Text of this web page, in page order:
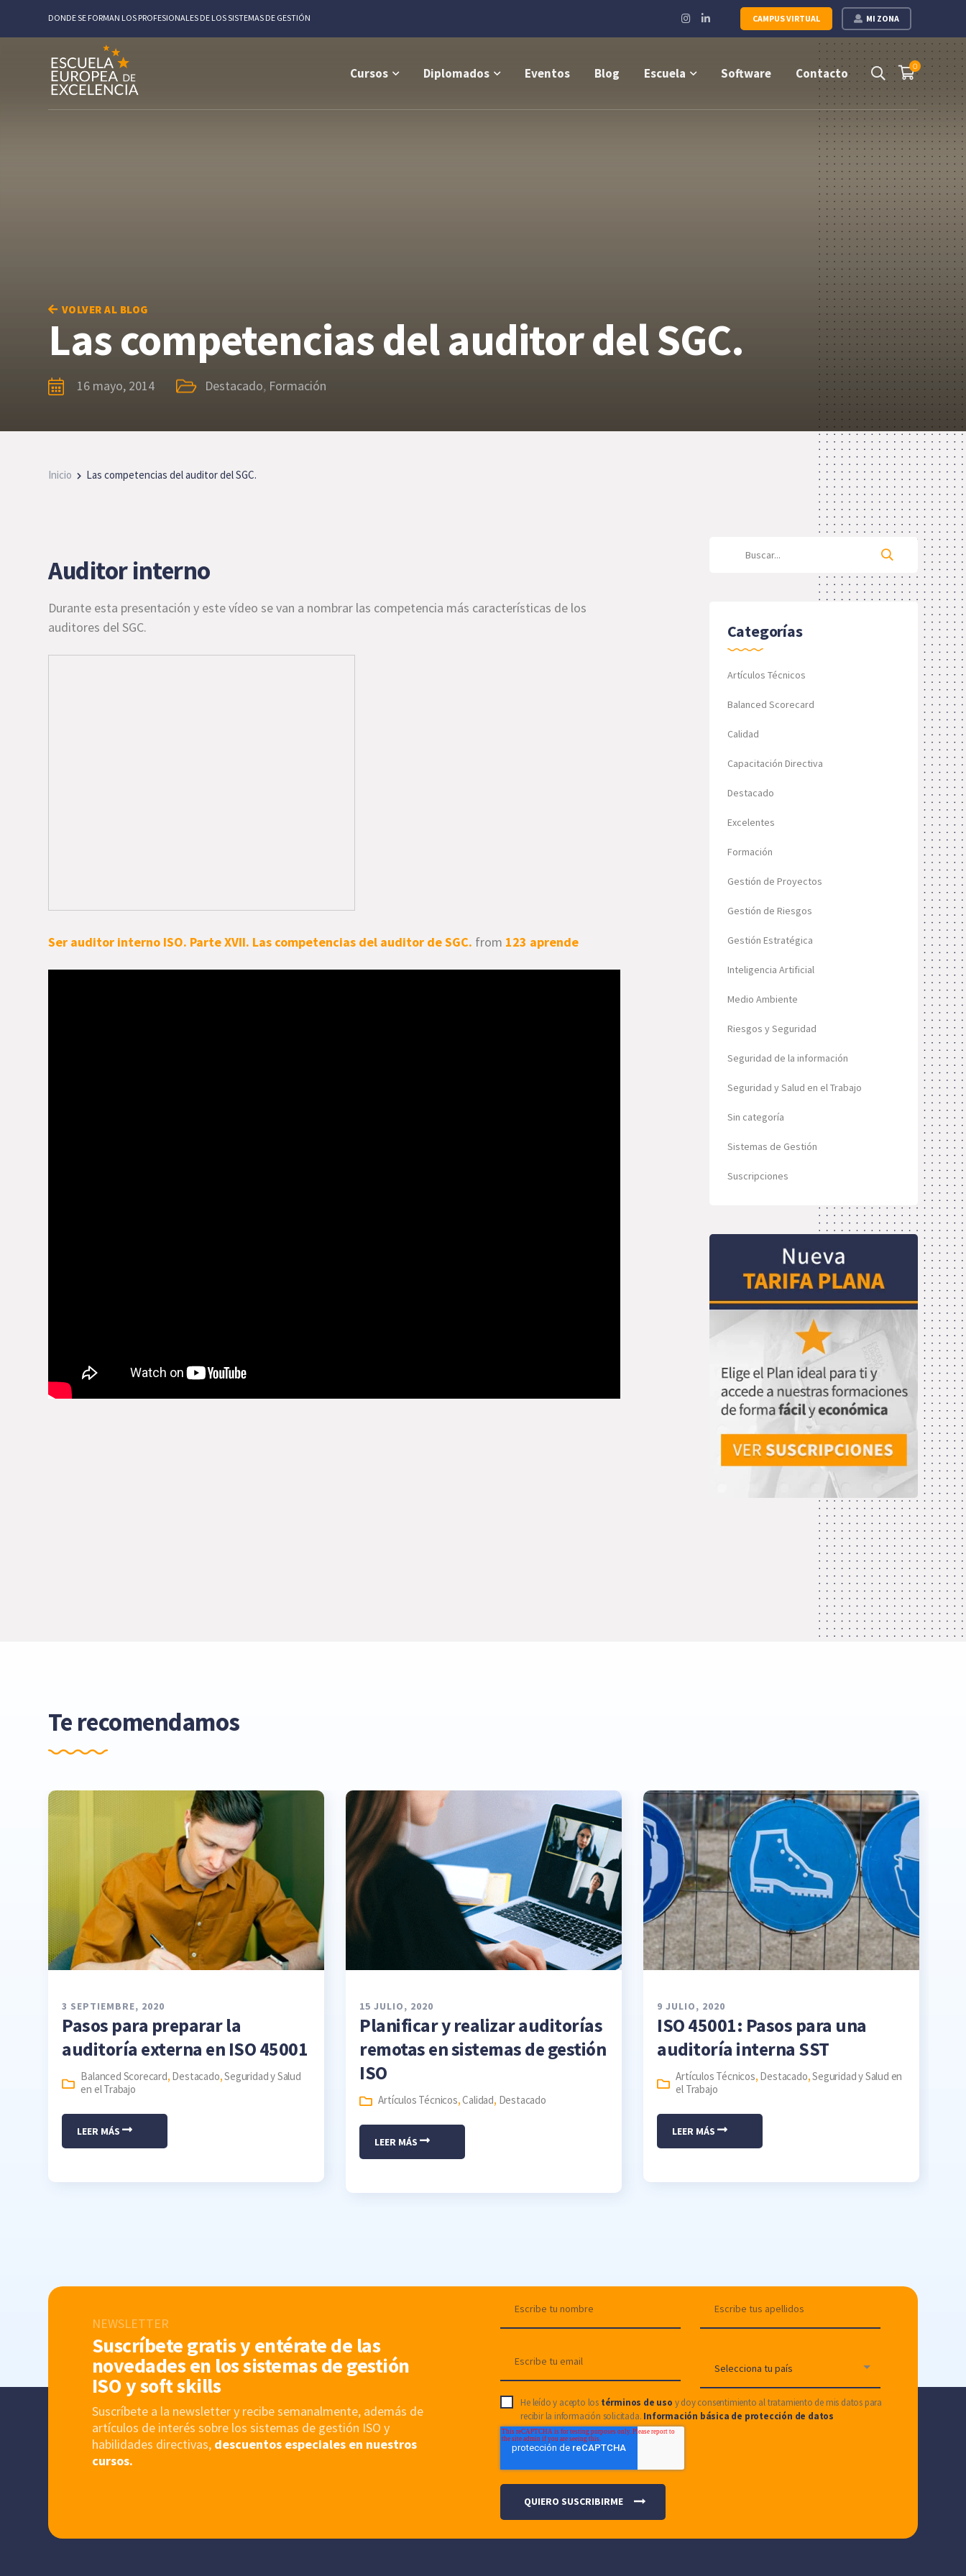
MI ZONA
CAMPUS VIRTUAL
DONDE SE FORMAN LOS PROFESIONALES DE LOS SISTEMAS DE GESTIÓN
Instagram
Profile
LinkedIn
Profile
0
Cursos Diplomados Eventos Blog Escuela Software Contacto
VOLVER AL BLOG
Las competencias del auditor del SGC.
16 mayo, 2014 Destacado, Formación
Inicio Las competencias del auditor del SGC.
Auditor interno
Durante esta presentación y este vídeo se van a nombrar las competencia más características de los
auditores del SGC.
Ser auditor interno ISO. Parte XVII. Las competencias del auditor de SGC. from 123 aprende
Categorías
Artículos Técnicos
Balanced Scorecard
Calidad
Capacitación Directiva
Destacado
Excelentes
Formación
Gestión de Proyectos
Gestión de Riesgos
Gestión Estratégica
Inteligencia Artificial
Medio Ambiente
Riesgos y Seguridad
Seguridad de la información
Seguridad y Salud en el Trabajo
Sin categoría
Sistemas de Gestión
Suscripciones
Te recomendamos
3 SEPTIEMBRE, 2020
Pasos para preparar la
auditoría externa en ISO 45001
Balanced Scorecard, Destacado,Seguridad y Salud
en el Trabajo
LEER MÁS
15 JULIO, 2020
Planificar y realizar auditorías
remotas en sistemas de gestión
ISO
Artículos Técnicos,Calidad, Destacado
LEER MÁS
9 JULIO, 2020
ISO 45001: Pasos para una
auditoría interna SST
Artículos Técnicos, Destacado,Seguridad y Salud en
el Trabajo
LEER MÁS
NEWSLETTER
Suscríbete gratis y entérate de las
novedades en los sistemas de gestión
ISO y soft skills
Suscríbete a la newsletter y recibe semanalmente, además de
artículos de interés sobre los sistemas de gestión ISO y
habilidades directivas, descuentos especiales en nuestros
cursos.
He leído y acepto los términos de uso y doy consentimiento al tratamiento de mis datos para
recibir la información solicitada. Información básica de protección de datos